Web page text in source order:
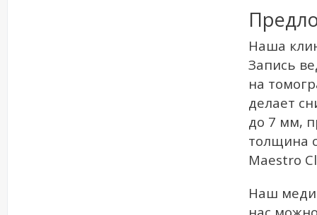
Наша
Запись
на
делает
до 7 мм,
толщина
Maestro
Наш